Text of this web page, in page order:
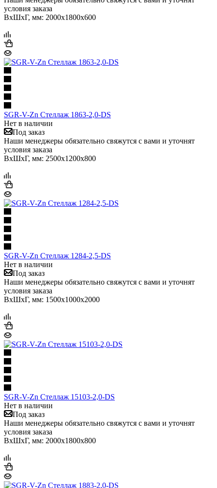
условия заказа
ВхШхГ, мм: 2000x1800x600
SGR-V-Zn Стеллаж 1863-2,0-DS
Нет в наличии
Под заказ
Наши менеджеры обязательно свяжутся с вами и уточнят
условия заказа
ВхШхГ, мм: 2500x1200x800
SGR-V-Zn Стеллаж 1284-2,5-DS
Нет в наличии
Под заказ
Наши менеджеры обязательно свяжутся с вами и уточнят
условия заказа
ВхШхГ, мм: 1500x1000x2000
SGR-V-Zn Стеллаж 15103-2,0-DS
Нет в наличии
Под заказ
Наши менеджеры обязательно свяжутся с вами и уточнят
условия заказа
ВхШхГ, мм: 2000x1800x800